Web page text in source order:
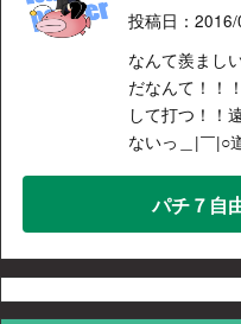
投稿日：
なんて羨まし
だなんて！！
して打つ！！
ないっ＿|￣|○
パチ７自